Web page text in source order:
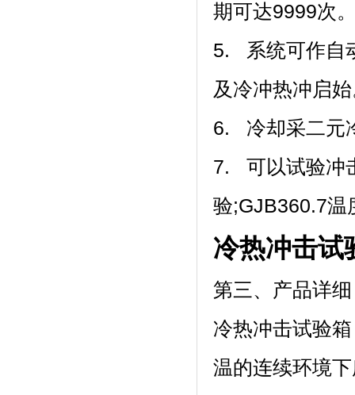
期可达9999次
5. 系统可作自
及冷冲热冲启始
6. 冷却采二元冷冻
7. 可以试验冲
验;GJB360.7温
冷热冲击试
第三、产品详细
冷热冲击试验箱
温的连续环境下